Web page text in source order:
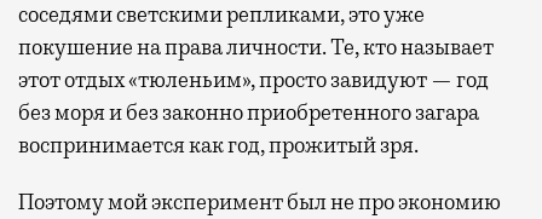
соседями светскими репликами, это уже
покушение на права личности. Те, кто называет
этот отдых «тюленьим», просто завидуют — год
без моря и без законно приобретенного загара
воспринимается как год, прожитый зря.
Поэтому мой эксперимент был не про экономию